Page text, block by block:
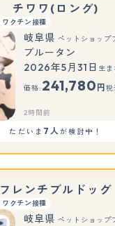
チワワ(ロング)
ワクチン接種
岐阜県
ブルータン
2026年5月31日 生ま
価格: 241,780 円 税
2時間前
ただいま 7人が検討中！
フレンチブルドッグ
ワクチン接種
岐阜県